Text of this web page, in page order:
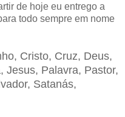
de hoje eu entrego a
todo sempre em nome
Cristo, Cruz, Deus,
Jesus, Palavra, Pastor,
Satanás,